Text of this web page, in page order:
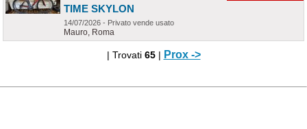
TIME SKYLON
14/07/2026 - Privato vende usato
Mauro, Roma
| Trovati 65| Prox ->